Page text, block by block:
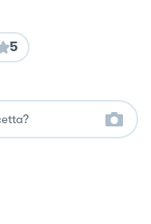
5